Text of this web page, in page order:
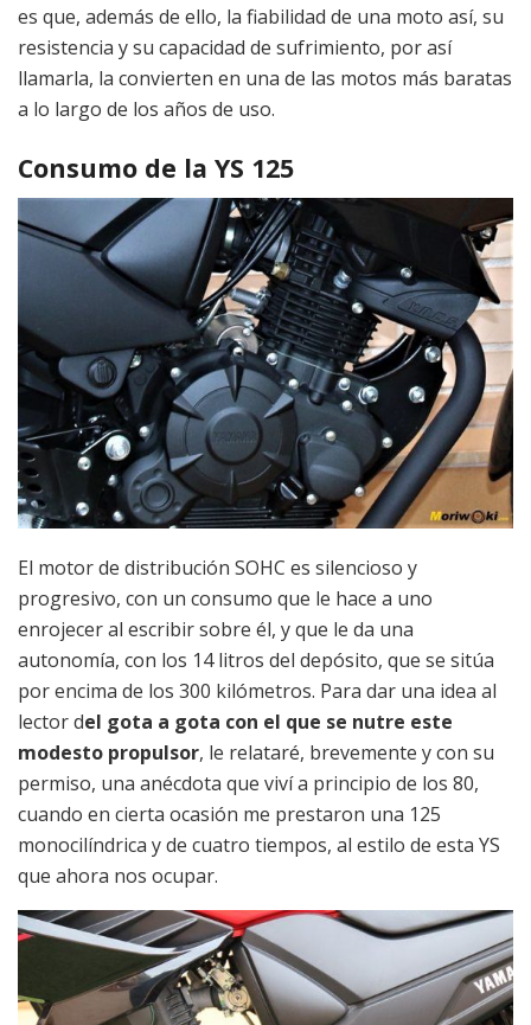
es que, además de ello, la fiabilidad de una moto así, su
resistencia y su capacidad de sufrimiento, por así
llamarla, la convierten en una de las motos más baratas
a lo largo de los años de uso.
Consumo de la YS 125
El motor de distribución SOHC es silencioso y
progresivo, con un consumo que le hace a uno
enrojecer al escribir sobre él, y que le da una
autonomía, con los 14 litros del depósito, que se sitúa
por encima de los 300 kilómetros. Para dar una idea al
lector del gota a gota con el que se nutre este
modesto propulsor, le relataré, brevemente y con su
permiso, una anécdota que viví a principio de los 80,
cuando en cierta ocasión me prestaron una 125
monocilíndrica y de cuatro tiempos, al estilo de esta YS
que ahora nos ocupar.